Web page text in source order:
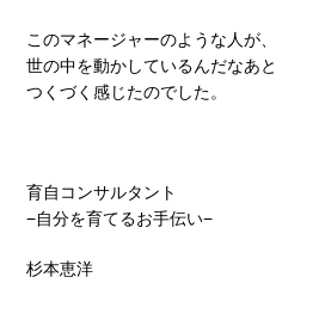
このマネージャーのような人が、
世の中を動かしているんだなあと
つくづく感じたのでした。
育自コンサルタント
−自分を育てるお手伝い−
杉本恵洋